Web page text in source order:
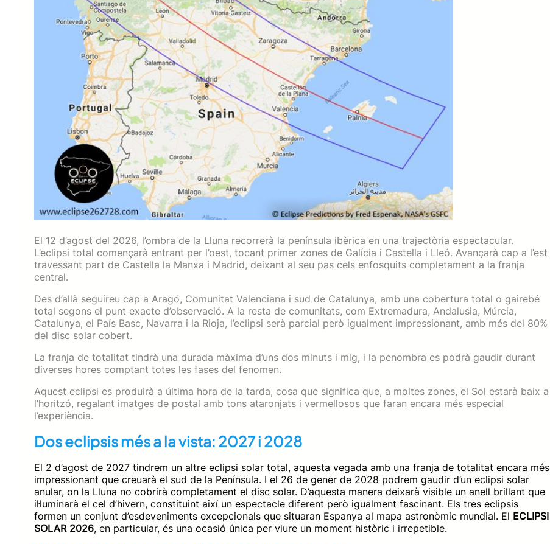
El 12 d’agost del 2026, l’ombra de la Lluna recorrerà la península ibèrica en una trajectòria espectacular.
L’eclipsi total començarà entrant per l’oest, tocant primer zones de Galícia i Castella i Lleó. Avançarà cap a l’est
travessant part de Castella la Manxa i Madrid, deixant al seu pas cels enfosquits completament a la franja
central.
Des d’allà seguireu cap a Aragó, Comunitat Valenciana i sud de Catalunya, amb una cobertura total o gairebé
total segons el punt exacte d’observació. A la resta de comunitats, com Extremadura, Andalusia, Múrcia,
Catalunya, el País Basc, Navarra i la Rioja, l’eclipsi serà parcial però igualment impressionant, amb més del 80%
del disc solar cobert.
La franja de totalitat tindrà una durada màxima d’uns dos minuts i mig, i la penombra es podrà gaudir durant
diverses hores comptant totes les fases del fenomen.
Aquest eclipsi es produirà a última hora de la tarda, cosa que significa que, a moltes zones, el Sol estarà baix a
l’horitzó, regalant imatges de postal amb tons ataronjats i vermellosos que faran encara més especial
l’experiència.
Dos eclipsis més a la vista: 2027 i 2028
El 2 d’agost de 2027 tindrem un altre eclipsi solar total, aquesta vegada amb una franja de totalitat encara més
impressionant que creuarà el sud de la Península. I el 26 de gener de 2028 podrem gaudir d’un eclipsi solar
anular, on la Lluna no cobrirà completament el disc solar. D’aquesta manera deixarà visible un anell brillant que
il·luminarà el cel d’hivern, constituint així un espectacle diferent però igualment fascinant. Els tres eclipsis
formen un conjunt d’esdeveniments excepcionals que situaran Espanya al mapa astronòmic mundial. El ECLIPSI
SOLAR 2026, en particular, és una ocasió única per viure un moment històric i irrepetible.